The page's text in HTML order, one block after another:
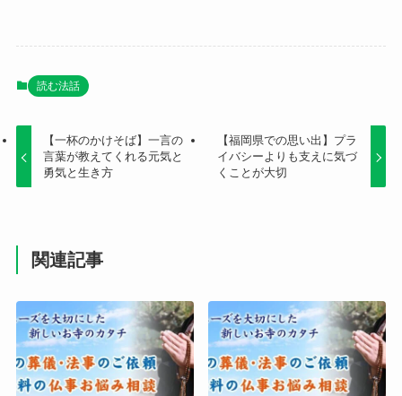
読む法話
【一杯のかけそば】一言の
言葉が教えてくれる元気と
勇気と生き方
【福岡県での思い出】プラ
イバシーよりも支えに気づ
くことが大切
関連記事